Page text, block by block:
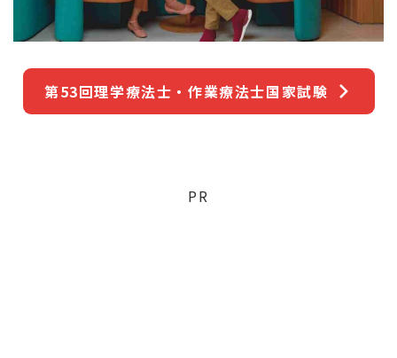
第53回理学療法士・作業療法士国家試験
PR